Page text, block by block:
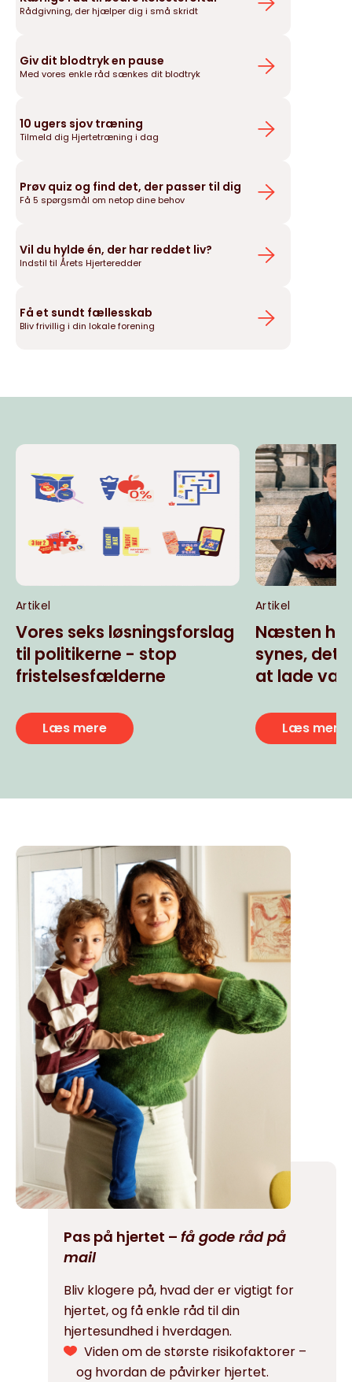
Rådgivning, der hjælper dig i små skridt
Giv dit blodtryk en pause
Med vores enkle råd sænkes dit blodtryk
10 ugers sjov træning
Tilmeld dig Hjertetræning i dag
Prøv quiz og find det, der passer til dig
Få 5 spørgsmål om netop dine behov
Vil du hylde én, der har reddet liv?
Indstil til Årets Hjerteredder
Få et sundt fællesskab
Bliv frivillig i din lokale forening
Artikel
Vores seks løsningsforslag
til politikerne - stop
fristelsesfælderne
Læs mere
Artikel
Næsten
synes,
at lade
snacks
Læs mere
Pas på hjertet – få gode råd på
mail
Bliv klogere på, hvad der er vigtigt for
hjertet, og få enkle råd til din
hjertesundhed i hverdagen.
Viden om de største risikofaktorer –
og hvordan de påvirker hjertet.